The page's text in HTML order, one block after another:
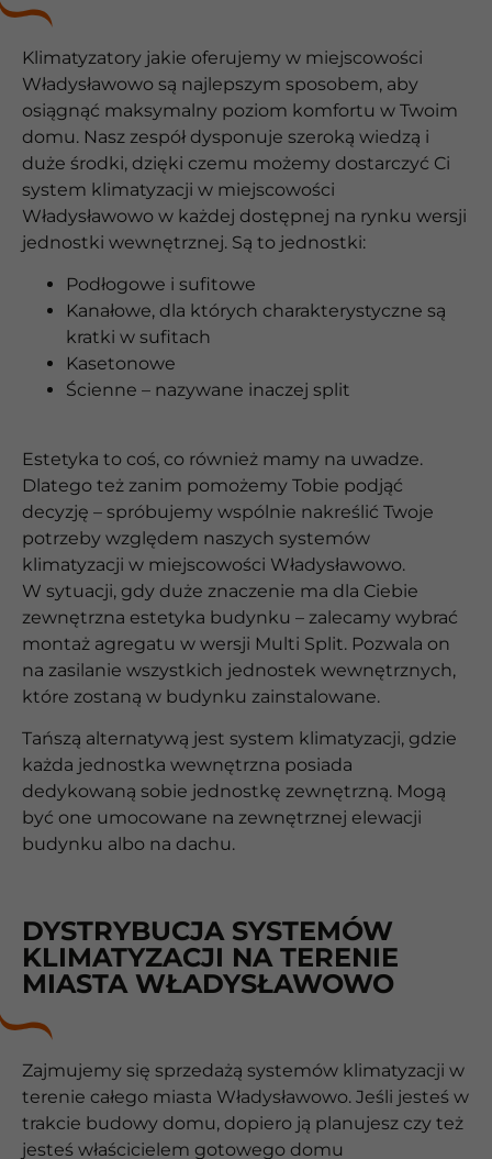
Klimatyzatory jakie oferujemy w miejscowości
Władysławowo są najlepszym sposobem, aby
osiągnąć maksymalny poziom komfortu w Twoim
domu. Nasz zespół dysponuje szeroką wiedzą i
duże środki, dzięki czemu możemy dostarczyć Ci
system klimatyzacji w miejscowości
Władysławowo w każdej dostępnej na rynku wersji
jednostki wewnętrznej. Są to jednostki:
Podłogowe i sufitowe
Kanałowe, dla których charakterystyczne są
kratki w sufitach
Kasetonowe
Ścienne – nazywane inaczej split
Estetyka to coś, co również mamy na uwadze.
Dlatego też zanim pomożemy Tobie podjąć
decyzję – spróbujemy wspólnie nakreślić Twoje
potrzeby względem naszych systemów
klimatyzacji w miejscowości Władysławowo.
W sytuacji, gdy duże znaczenie ma dla Ciebie
zewnętrzna estetyka budynku – zalecamy wybrać
montaż agregatu w wersji Multi Split. Pozwala on
na zasilanie wszystkich jednostek wewnętrznych,
które zostaną w budynku zainstalowane.
Tańszą alternatywą jest system klimatyzacji, gdzie
każda jednostka wewnętrzna posiada
dedykowaną sobie jednostkę zewnętrzną. Mogą
być one umocowane na zewnętrznej elewacji
budynku albo na dachu.
DYSTRYBUCJA SYSTEMÓW
KLIMATYZACJI NA TERENIE
MIASTA WŁADYSŁAWOWO
Zajmujemy się sprzedażą systemów klimatyzacji w
terenie całego miasta Władysławowo. Jeśli jesteś w
trakcie budowy domu, dopiero ją planujesz czy też
jesteś właścicielem gotowego domu